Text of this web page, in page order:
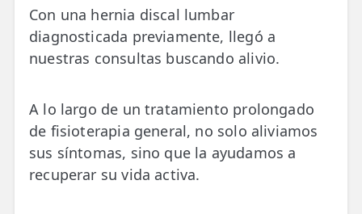
📧 Contacta
ESPECIALIDADES
😧 Fisioterapia ATM
🦴 Osteopatía
🫶 Suelo Pélvico
Con una hernia discal lumbar
diagnosticada previamente, llegó a
nuestras consultas buscando alivio.
A lo largo de un tratamiento prolongado
de fisioterapia general, no solo aliviamos
sus síntomas, sino que la ayudamos a
recuperar su vida activa.